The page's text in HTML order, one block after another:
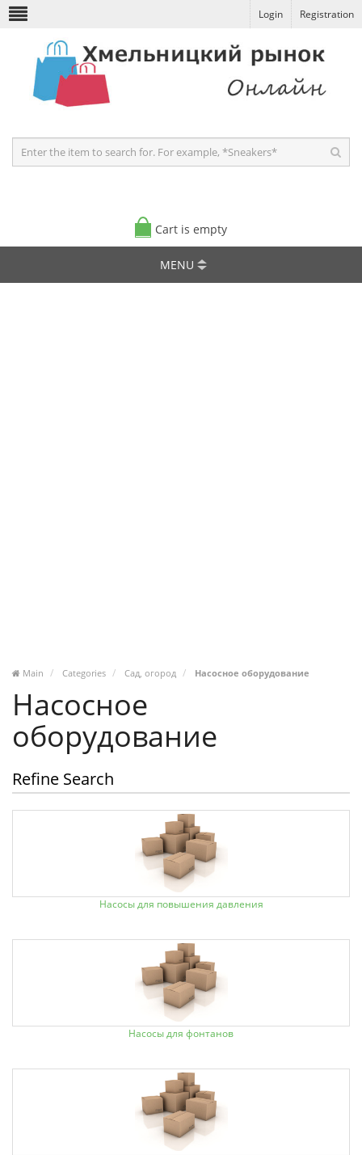
Login Registration
Cart is empty
MENU
Main Categories Сад, огород Насосное оборудование
Насосное
оборудование
Refine Search
Насосы для повышения давления
Насосы для фонтанов